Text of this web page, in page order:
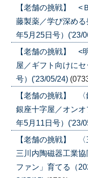
【老舗の挑戦】 <
藤製薬／学び深め
年5月25日号）('23/
【老舗の挑戦】 <
屋／ギフト向けに
号）('23/05/24)
【老舗の挑戦】 〈
銀座十字屋／オン
年5月11日号）('23/
【老舗の挑戦】
三川内陶磁器工業
ファン」育てる（